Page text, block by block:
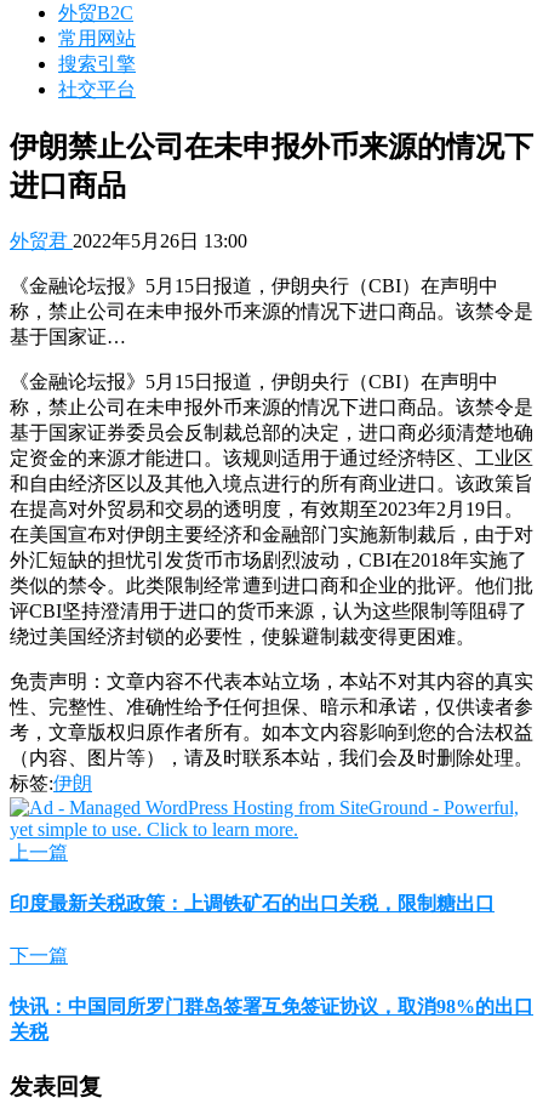
外贸B2C
常用网站
搜索引擎
社交平台
伊朗禁止公司在未申报外币来源的情况下
进口商品
外贸君 2022年5月26日 13:00
《金融论坛报》5月15日报道，伊朗央行（CBI）在声明中
称，禁止公司在未申报外币来源的情况下进口商品。该禁令是
基于国家证…
《金融论坛报》5月15日报道，伊朗央行（CBI）在声明中
称，禁止公司在未申报外币来源的情况下进口商品。该禁令是
基于国家证券委员会反制裁总部的决定，进口商必须清楚地确
定资金的来源才能进口。该规则适用于通过经济特区、工业区
和自由经济区以及其他入境点进行的所有商业进口。该政策旨
在提高对外贸易和交易的透明度，有效期至2023年2月19日。
在美国宣布对伊朗主要经济和金融部门实施新制裁后，由于对
外汇短缺的担忧引发货币市场剧烈波动，CBI在2018年实施了
类似的禁令。此类限制经常遭到进口商和企业的批评。他们批
评CBI坚持澄清用于进口的货币来源，认为这些限制等阻碍了
绕过美国经济封锁的必要性，使躲避制裁变得更困难。
免责声明：文章内容不代表本站立场，本站不对其内容的真实
性、完整性、准确性给予任何担保、暗示和承诺，仅供读者参
考，文章版权归原作者所有。如本文内容影响到您的合法权益
（内容、图片等），请及时联系本站，我们会及时删除处理。
标签:伊朗
上一篇
印度最新关税政策：上调铁矿石的出口关税，限制糖出口
下一篇
快讯：中国同所罗门群岛签署互免签证协议，取消98%的出口
关税
发表回复